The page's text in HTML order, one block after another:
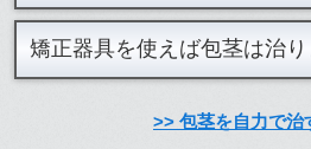
矯正器具を使えば包茎は治り
>> 包茎を自力で治